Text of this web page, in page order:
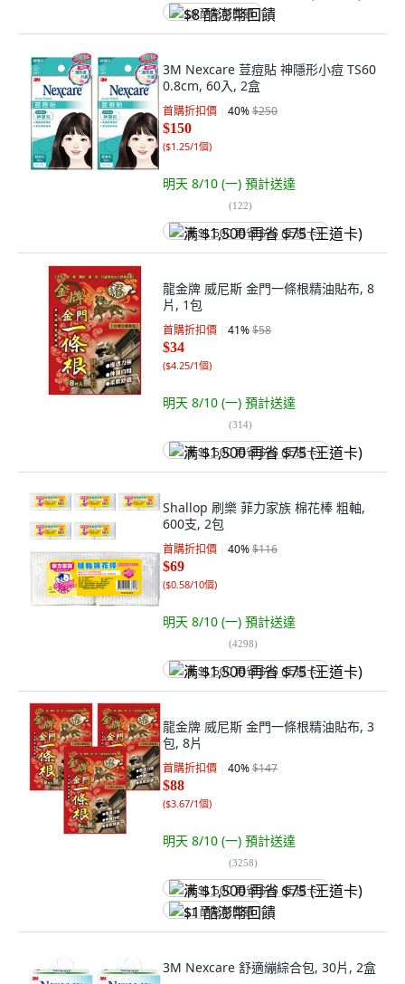
$8 酷澎幣回饋
3M Nexcare 荳痘貼 神隱形小痘 TS60
0.8cm, 60入, 2盒
首購折扣價 40%$250
$150
($1.25/1個)
明天 8/10 (一) 預計送達
(122)
满 $1,500 再省 $75 (王道卡)
龍金牌 威尼斯 金門一條根精油貼布, 8
片, 1包
首購折扣價 41%$58
$34
($4.25/1個)
明天 8/10 (一) 預計送達
(314)
满 $1,500 再省 $75 (王道卡)
Shallop 刷樂 菲力家族 棉花棒 粗軸,
600支, 2包
首購折扣價 40%$116
$69
($0.58/10個)
明天 8/10 (一) 預計送達
(4298)
满 $1,500 再省 $75 (王道卡)
龍金牌 威尼斯 金門一條根精油貼布, 3
包, 8片
首購折扣價 40%$147
$88
($3.67/1個)
明天 8/10 (一) 預計送達
(3258)
满 $1,500 再省 $75 (王道卡)
$1 酷澎幣回饋
3M Nexcare 舒適繃綜合包, 30片, 2盒